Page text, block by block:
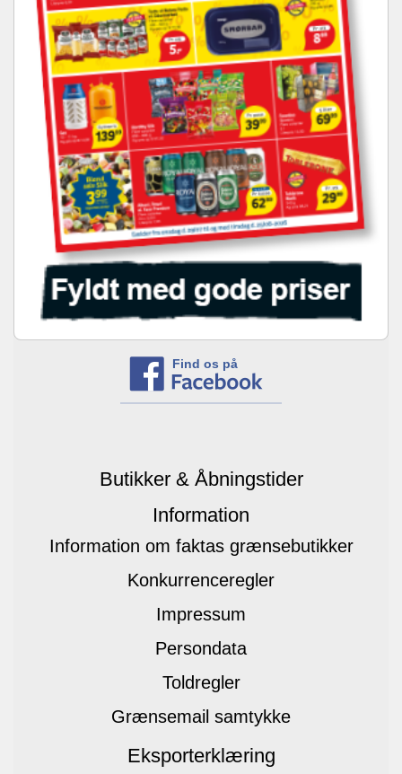
Find os på
Butikker & Åbningstider
Information
Information om faktas grænsebutikker
Konkurrenceregler
Impressum
Persondata
Toldregler
Grænsemail samtykke
Eksporterklæring